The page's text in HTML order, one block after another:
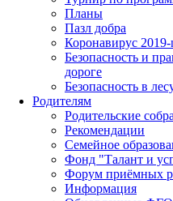
Планы
Пазл добра
Коронавирус
Безопасность и
дороге
Безопасность в
Родителям
Родительские
Рекомендации
Семейное
Фонд "Талант и
Форум приёмных
Информация